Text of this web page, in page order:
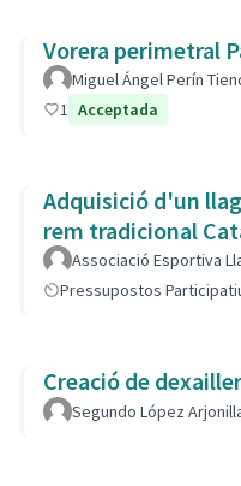
Vorera perimetral
Miguel Ángel Perín
1 Acceptada
Adquisició d'un
rem tradicional
Associació Esportiva
Pressupostos
Creació de
Segundo López